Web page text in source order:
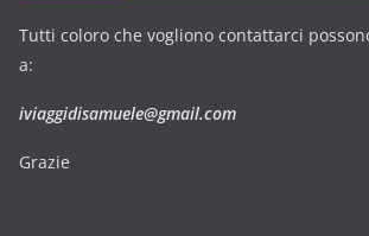
Tutti coloro che vogliono contattarci
a:
iviaggidisamuele@gmail.com
Grazie